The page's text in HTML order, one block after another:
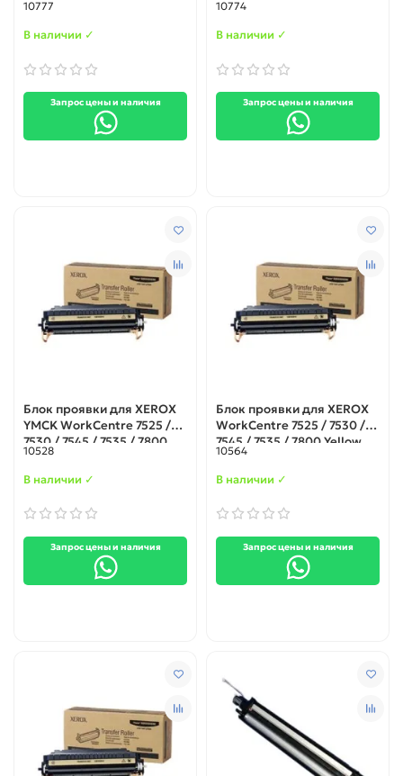
cyan
10777
В наличии ✓
Запрос цены и наличия
black
10774
В наличии ✓
Запрос цены и наличия
Блок проявки для XEROX
YMCK WorkCentre 7525 /
7530 / 7545 / 7535 / 7800
(675K85030)
10528
В наличии ✓
Запрос цены и наличия
Блок проявки для XEROX
WorkCentre 7525 / 7530 /
7545 / 7535 / 7800 Yellow
10564
В наличии ✓
Запрос цены и наличия